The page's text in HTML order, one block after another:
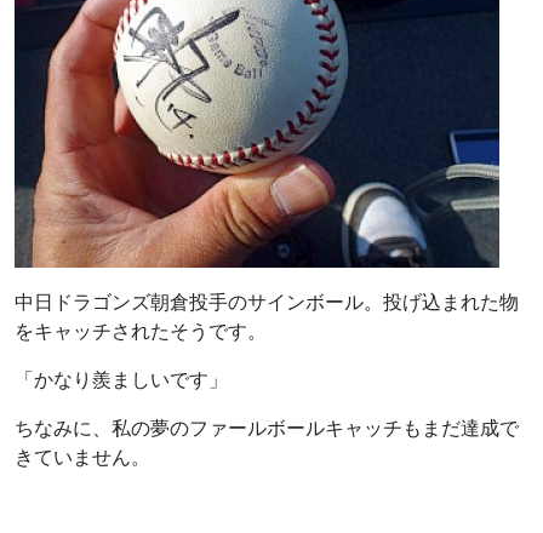
中日ドラゴンズ朝倉投手のサインボール。投げ込まれた物
をキャッチされたそうです。
「かなり羨ましいです」
ちなみに、私の夢のファールボールキャッチもまだ達成で
きていません。